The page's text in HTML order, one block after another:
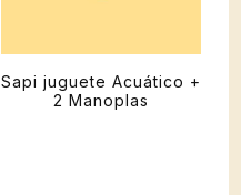
Sapi juguete Acuático +
2 Manoplas